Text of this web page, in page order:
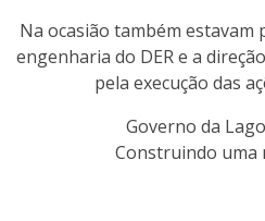
Na ocasião também
engenharia do DER e a
pela execução das
Governo da
Construindo uma